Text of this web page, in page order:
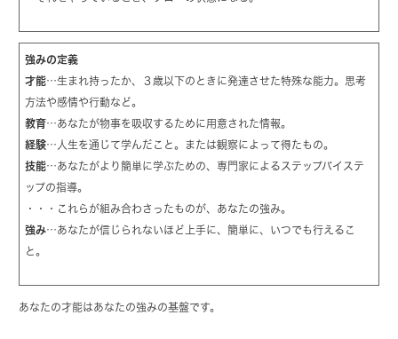
強みの定義
才能…生まれ持ったか、３歳以下のときに発達させた特殊な能力。思考
方法や感情や行動など。
教育…あなたが物事を吸収するために用意された情報。
経験…人生を通じて学んだこと。または観察によって得たもの。
技能…あなたがより簡単に学ぶための、専門家によるステップバイステ
ップの指導。
・・・これらが組み合わさったものが、あなたの強み。
強み…あなたが信じられないほど上手に、簡単に、いつでも行えるこ
と。
あなたの才能はあなたの強みの基盤です。